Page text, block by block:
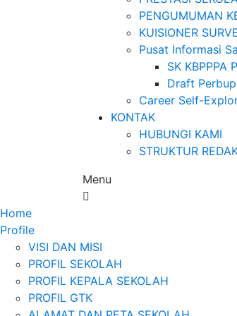
PENGUMUMAN
KUISIONER
Pusat Informasi
SK KBPPPA
Draft
Career Self-
KONTAK
HUBUNGI KAMI
STRUKTUR
Menu
Home
Profile
VISI DAN MISI
PROFIL SEKOLAH
PROFIL KEPALA SEKOLAH
PROFIL GTK